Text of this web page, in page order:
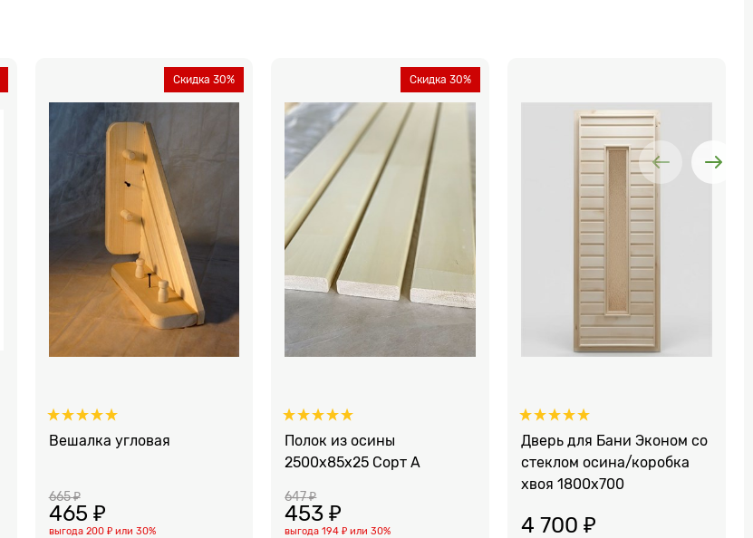
Вешалка угловая
Скидка 30%
665 ₽
465 ₽
выгода 200 ₽или 30%
Полок из осины
2500x85x25 Сорт А
Скидка 30%
647 ₽
453 ₽
выгода194 ₽ или30%
Дверь для Бани Эконом со
стеклом осина/коробка
хвоя 1800х700
4 700 ₽